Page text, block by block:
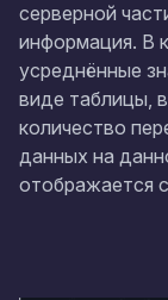
серверной
информация. В
усреднённые
виде таблицы,
количество
данных на
отображается